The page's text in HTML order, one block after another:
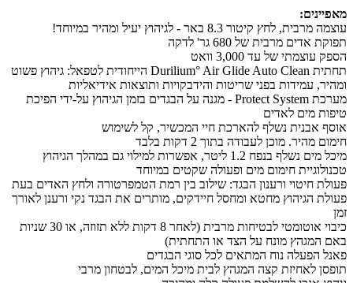
מאפיינים:
עוצמה מרבית, לחץ קיטור 8.3 באר - לגיהוץ יעיל ומהיר במיוחד!
תפוקת אדים מרבית של 680 גר' לדקה
הספק עוצמתי של עד 3,000 וואט
תחתית Durilium° Air Glide Auto Clean הייחודית לטפאל: גיהוץ פשוט
ומהיר, עמידות בפני שריטות והידבקויות ותוצאות אידיאליות
מערכת Protect System - מגנה על הבגדים בזמן הגיהוץ על-ידי הפיכת
טיפות מים לאדים
אוסף אבנית נשלף להארכת חיי המכשיר, קל לשימוש
חימום מהיר. מוכן לעבודה בתוך 2 דקות בלבד
מיכל מים נשלף בנפח 1.2 ליטר, אפשרות למילוי גם במהלך הגיהוץ
טכנולוגיית חימום מים ופעולה שקטים במיוחד
פעולת חיטוי ורענון הבגד: שילוב בין רמת הטמפרטורה ולחץ האדים בעת
פעולת הגיהוץ מחטא ומחסל חיידקים, מותרים את הבגד נקי ורענן לאורך
זמן
כיבוי אוטומטי לבטיחות מרבית (לאחר 8 דקות ללא תזוזה, או 30 שניות
באם המגהץ מונח על הצד או התחתית)
פאנל הפעלה נוח המתאים לכל סוגי הבגדים
תופסן לאחיזת קצה המגהץ לבית מיכל המים, לבטחון מרבי